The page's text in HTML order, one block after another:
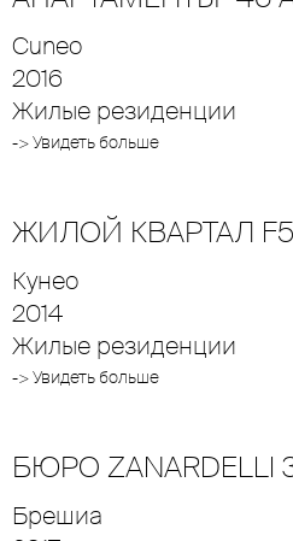
Cuneo
2016
Жилые резиденции
-> Увидеть больше
ЖИЛОЙ КВАРТАЛ F5
Кунео
2014
Жилые резиденции
-> Увидеть больше
БЮРО ZANARDELLI
Брешиа